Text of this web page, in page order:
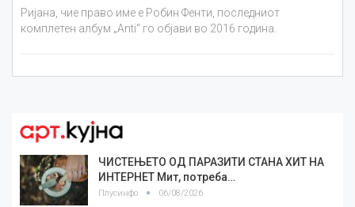
Ријана, чие право име е Робин Фенти, последниот
комплетен албум „Anti“ го објави во 2016 година.
ЧИСТЕЊЕТО ОД ПАРАЗИТИ СТАНА ХИТ НА
ИНТЕРНЕТ Мит, потреба…
Плусинфо 06/08/2026